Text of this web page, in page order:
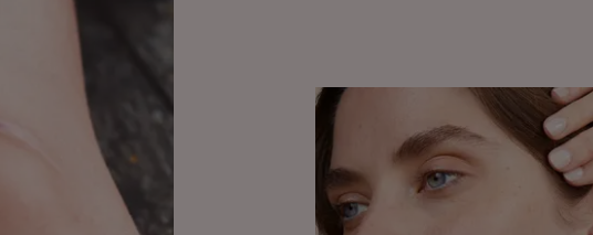
Ontdekken